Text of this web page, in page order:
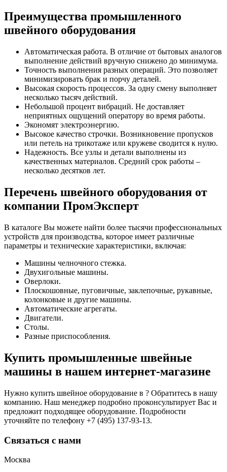
Преимущества промышленного
швейного оборудования
Автоматическая работа. В отличие от бытовых аналогов
выполнение действий вручную снижено до минимума.
Точность выполнения разных операций. Это позволяет
минимизировать брак и порчу деталей.
Высокая скорость процессов. За одну смену выполняет
несколько тысяч действий.
Небольшой процент вибраций. Не доставляет
неприятных ощущений оператору во время работы.
Экономят электроэнергию.
Высокое качество строчки. Возникновение пропусков
или петель на трикотаже или кружеве сводится к нулю.
Надежность. Все узлы и детали выполнены из
качественных материалов. Средний срок работы –
несколько десятков лет.
Перечень швейного оборудования от
компании ПромЭксперт
В каталоге Вы можете найти более тысячи профессиональных
устройств для производства, которое имеет различные
параметры и технические характеристики, включая:
Машины челночного стежка.
Двухигольные машины.
Оверлоки.
Плоскошовные, пуговичные, заклепочные, рукавные,
колонковые и другие машины.
Автоматические агрегаты.
Двигатели.
Столы.
Разные приспособления.
Купить промышленные швейные
машины в нашем интернет-магазине
Нужно купить швейное оборудование в ? Обратитесь в нашу
компанию. Наш менеджер подробно проконсультирует Вас и
предложит подходящее оборудование. Подробности
уточняйте по телефону +7 (495) 137-93-13.
Связаться с нами
Москва